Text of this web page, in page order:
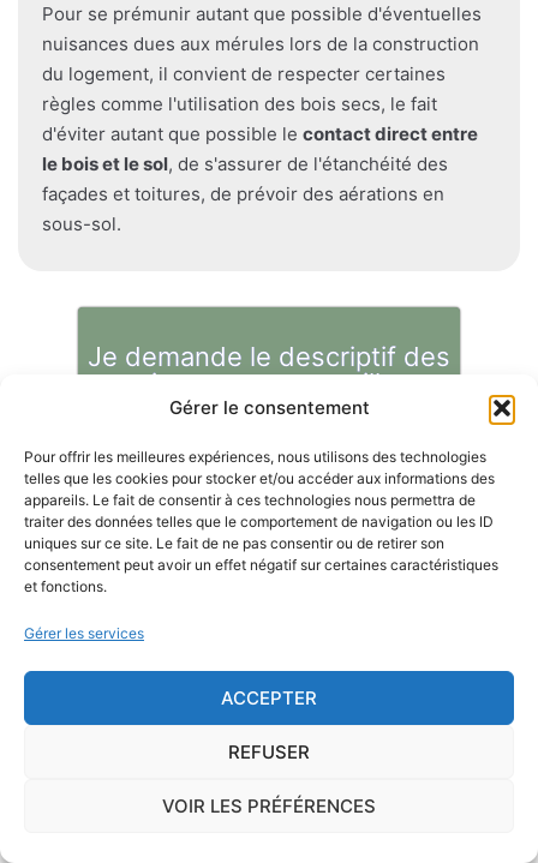
Gérer le consentement
Pour offrir les meilleures expériences, nous utilisons des technologies
telles que les cookies pour stocker et/ou accéder aux informations des
appareils. Le fait de consentir à ces technologies nous permettra de
traiter des données telles que le comportement de navigation ou les ID
uniques sur ce site. Le fait de ne pas consentir ou de retirer son
consentement peut avoir un effet négatif sur certaines caractéristiques
et fonctions.
Gérer les services
ACCEPTER
REFUSER
VOIR LES PRÉFÉRENCES
Pour se prémunir autant que possible d'éventuelles
nuisances dues aux mérules lors de la construction
du logement, il convient de respecter certaines
règles comme l'utilisation des bois secs, le fait
d'éviter autant que possible le contact direct entre
le bois et le sol, de s'assurer de l'étanchéité des
façades et toitures, de prévoir des aérations en
sous-sol.
Je demande le descriptif des
risques pour ma ville
Le risque Radon
La commune de Girauvoisin se trouve dans une
considéré comme
est un gaz radioactif issu de la désintégration du
radium et de l'uranium, deux éléments présents dans le sol
et les roches. On trouve des taux importants de radon
(Institut de Radioprotection et de Sûreté Nucléaire), à la